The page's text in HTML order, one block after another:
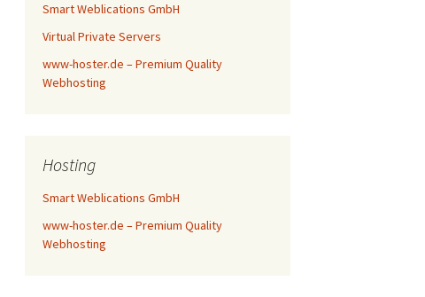
Smart Weblications GmbH
Virtual Private Servers
www-hoster.de – Premium Quality
Webhosting
Hosting
Smart Weblications GmbH
www-hoster.de – Premium Quality
Webhosting